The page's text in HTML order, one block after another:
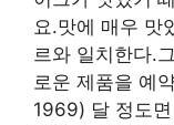
요.맛에 매우 맛
르와 일치한다.
로운 제품을 예
1969) 달 정도